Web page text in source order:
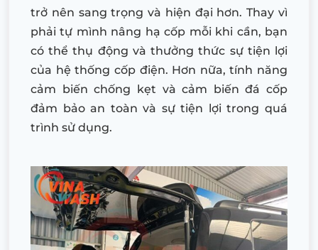
trở nên sang trọng và hiện đại hơn. Thay vì
phải tự mình nâng hạ cốp mỗi khi cần, bạn
có thể thụ động và thưởng thức sự tiện lợi
của hệ thống cốp điện. Hơn nữa, tính năng
cảm biến chống kẹt và cảm biến đá cốp
đảm bảo an toàn và sự tiện lợi trong quá
trình sử dụng.